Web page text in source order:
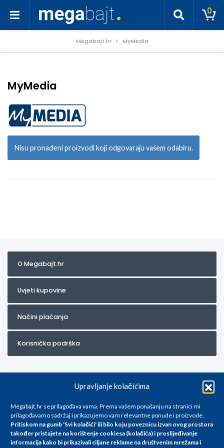
Upravljanje kolačićima
Megabajt.hr se prilagođava vama. Prema vašem ponašanju na stranici mi
prilagođavamo sadržaj i prikazujemo vam relevantne ponude i proizvode.
Pritiskom na gumb 'Svi kolačići' ili bilo koju poveznicu izvan ovog prostora
također pristajete na korištenje cookiesa (kolačića) i proslijeđivanje
informacija kako bi prikazivali ciljane reklame na društvenim mrežama i
0
Megabajt.hr MyMedia
MyMedia
Nisu pronađeni proizvodi koji odgovaraju vašem odabiru.
O Megabajt.hr
Uvjeti kupovine
Načini plaćanja
Korisnička podrška
Za artikle kojih trenutno nema u ponudi obratite nam se na
info@megabajt.hr. Sve cijene su informativnog karaktera i podložne su